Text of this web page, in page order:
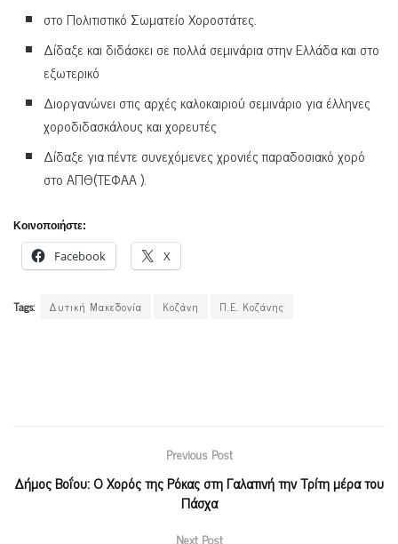
στο Πολιτιστικό Σωματείο Χοροστάτες.
Δίδαξε και διδάσκει σε πολλά σεμινάρια στην Ελλάδα και στο
εξωτερικό
Διοργανώνει στις αρχές καλοκαιριού σεμινάριο για έλληνες
χοροδιδασκάλους και χορευτές
Δίδαξε για πέντε συνεχόμενες χρονιές παραδοσιακό χορό
στο ΑΠΘ(ΤΕΦΑΑ ).
Κοινοποιήστε:
Facebook X
Tags: Δυτική Μακεδονία Κοζάνη Π.Ε. Κοζάνης
Previous Post
Δήμος Βοΐου: Ο Χορός της Ρόκας στη Γαλατινή την Τρίτη μέρα του
Πάσχα
Next Post